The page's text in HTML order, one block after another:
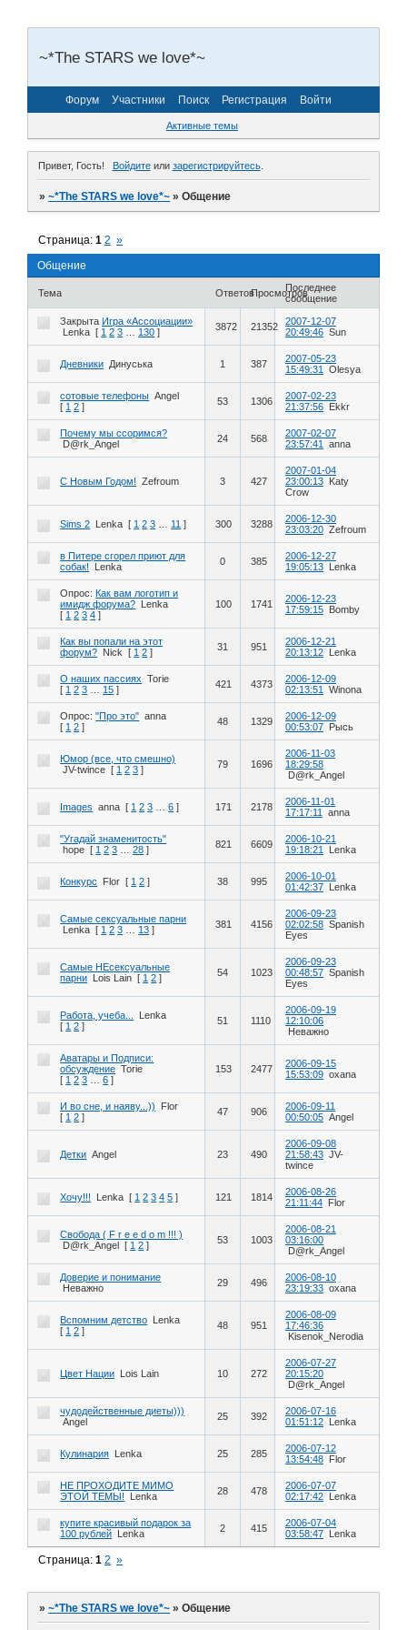
~*The STARS we love*~
Форум Участники Поиск Регистрация Войти
Активные темы
Привет, Гость! Войдитеили зарегистрируйтесь.
»~*The STARS we love*~ »Общение
Общение
Страница:1 2 »
Тема ОтветовПросмотровПоследнее
сообщение
Закрыта Игра «Ассоциации»
Lenka [ 1 2 3 130 ] 3872 21352
2007-12-07
20:49:46 Sun
Дневники Динуська 1 387
2007-05-23
15:49:31
Olesya
сотовые телефоны Angel
[ 1 2 ] 53 1306
2007-02-23
21:37:56
Ekkr
Почему мы ссоримся?
D@rk_Angel
24 568
2007-02-07
23:57:41
anna
С Новым Годом! Zefroum 3 427
2007-01-04
23:00:13
Katy
Crow
Sims 2 Lenka [ 1 2 3 11 ] 300 3288
2006-12-30
23:03:20 Zefroum
в Питере сгорел приют для
собак!
Lenka 0 385
2006-12-27
19:05:13
Lenka
Опрос: Как вам логотип и
имидж форума?
Lenka
[ 1 2 3 4 ]
100 1741
2006-12-23
17:59:15
Bomby
Как вы попали на этот
форум? Nick [ 1 2 ] 31 951
2006-12-21
20:13:12
Lenka
О наших пассиях
Torie
[ 1 2 3 15 ] 421 4373
2006-12-09
02:13:51
Winona
Опрос: "Про это" anna
[ 1 2 ] 48 1329
2006-12-09
00:53:07
Рысь
Юмор (все, что смешно)
JV-twince [ 1 2 3 ] 79 1696
2006-11-03
18:29:58
D@rk_Angel
Images anna [ 1 2 3 6 ] 171 2178
2006-11-01
17:17:11
anna
"Угадай знаменитость"
hope [ 1 2 3 28 ] 821 6609
2006-10-21
19:18:21
Lenka
Конкурс Flor [ 1 2 ] 38 995
2006-10-01
01:42:37
Lenka
Самые сексуальные парни
Lenka [ 1 2 3 13 ] 381 4156
2006-09-23
02:02:58 Spanish
Eyes
Самые НЕсексуальные
парни
Lois Lain [ 1 2 ] 54 1023
2006-09-23
00:48:57 Spanish
Eyes
Работа, учеба...
Lenka
[ 1 2 ] 51 1110
2006-09-19
12:10:06
Неважно
Аватары и Подписи:
обсуждение Torie
[ 1 2 3 6 ]
153 2477
2006-09-15
15:53:09 oxana
И во сне, и наяву...))
Flor
[ 1 2 ] 47 906
2006-09-11
00:50:05 Angel
Детки Angel 23 490
2006-09-08
21:58:43 JV-
twince
Хочу!!! Lenka [ 1 2 3 4 5 ] 121 1814
2006-08-26
21:11:44
Flor
Свобода ( F r e e d o m !!! )
D@rk_Angel
[ 1 2 ] 53 1003
2006-08-21
03:16:00
D@rk_Angel
Доверие и понимание
Неважно
29 496
2006-08-10
23:19:33 oxana
Вспомним детство
Lenka
[ 1 2 ] 48 951
2006-08-09
17:46:36
Kisenok_Nerodia
Цвет Нации Lois Lain 10 272
2006-07-27
20:15:20
D@rk_Angel
чудодейственные диеты)))
Angel
25 392
2006-07-16
01:51:12
Lenka
Кулинария Lenka 25 285
2006-07-12
13:54:48
Flor
НЕ ПРОХОДИТЕ МИМО
ЭТОЙ ТЕМЫ!
Lenka 28 478
2006-07-07
02:17:42
Lenka
купите красивый подарок за
100 рублей
Lenka 2 415
2006-07-04
03:58:47
Lenka
Страница:1 2 »
»~*The STARS we love*~ »Общение